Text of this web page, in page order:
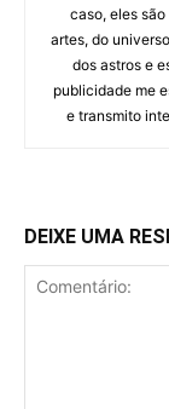
caso, eles
artes, do
dos astros e
publicidade me
e transmito
DEIXE UMA